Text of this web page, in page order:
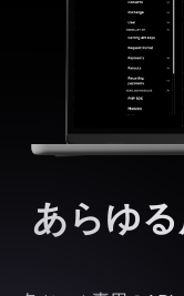
あらゆ